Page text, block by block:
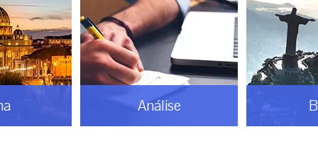
Análise